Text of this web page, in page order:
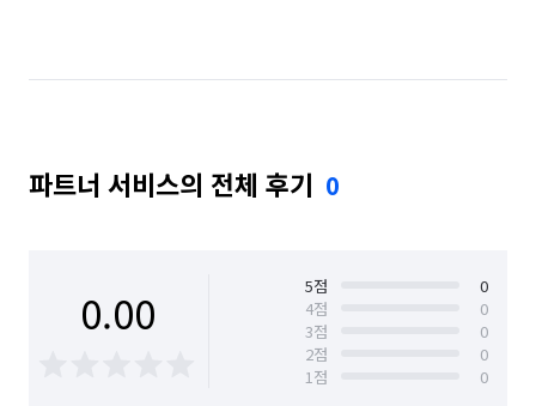
파트너 서비스의 전체 후기 0
0.00 5점
0
4점
0
3점
0
2점
0
1점
0